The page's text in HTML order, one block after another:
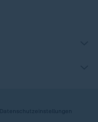
Datenschutzeinstellungen